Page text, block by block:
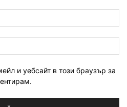
и уебсайт в този браузър за